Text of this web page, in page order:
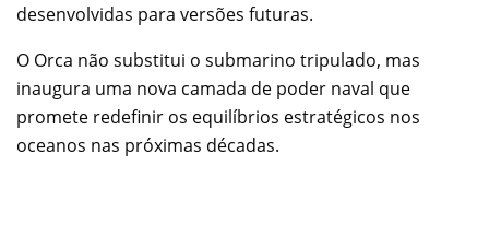
desenvolvidas para versões futuras.
O Orca não substitui o submarino tripulado, mas
inaugura uma nova camada de poder naval que
promete redefinir os equilíbrios estratégicos nos
oceanos nas próximas décadas.